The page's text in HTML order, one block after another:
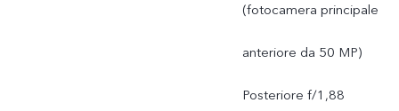
teleobiettivo ZEISS da 50
MP: AF e OIS, f/2,65,
(fotocamera principale
anteriore da 50 MP)
Posteriore f/1,88